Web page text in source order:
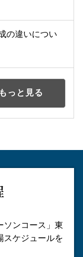
の違いについ
っと見る
ソンコース」東
スケジュールを